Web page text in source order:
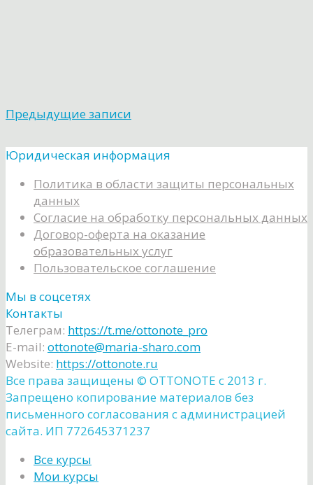
Предыдущие записи
Юридическая информация
Политика в области защиты персональных
данных
Согласие на обработку персональных данных
Договор-оферта на оказание
образовательных услуг
Пользовательское соглашение
Мы в соцсетях
Контакты
Телеграм: https://t.me/ottonote_pro
E-mail: ottonote@maria-sharo.com
Website: https://ottonote.ru
Все права защищены ©️ OTTONOTE с 2013 г.
Запрещено копирование материалов без
письменного согласования с администрацией
сайта. ИП 772645371237
Все курсы
Мои курсы